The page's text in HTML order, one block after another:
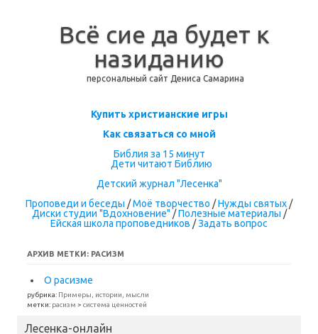
Всё сие да будет к
назиданию
персональный сайт Дениса Самарина
Перейти к содержимому
Купить христианские игры
Как связаться со мной
Библия за 15 минут
Дети читают Библию
Детский журнал "Лесенка"
Проповеди и беседы /Моё творчество /Нужды святых /
Диски студии "Вдохновение" /Полезные материалы /
Ейская школа проповедников /Задать вопрос
АРХИВ МЕТКИ: РАСИЗМ
О расизме
рубрика: Примеры, истории, мысли
метки: расизм > система ценностей
Лесенка-онлайн